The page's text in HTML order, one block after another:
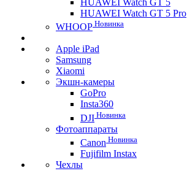
HUAWEI Watch GT 5
HUAWEI Watch GT 5 Pro
WHOOP Новинка
Apple iPad
Samsung
Xiaomi
Экшн-камеры
GoPro
Insta360
DJI Новинка
Фотоаппараты
Canon Новинка
Fujifilm Instax
Чехлы